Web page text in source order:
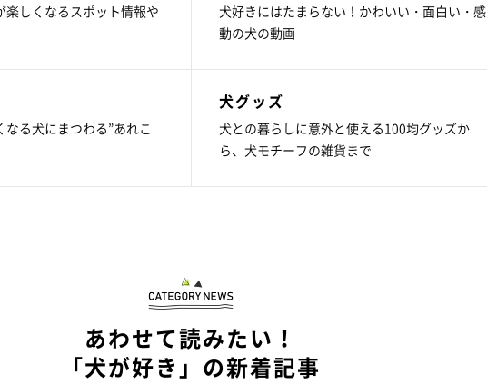
楽しくなるスポット情報や
犬好きにはたまらない！かわいい・面白い・感
動の犬の動画
る犬にまつわる”あれこ
犬グッズ
犬との暮らしに意外と使える100均グッズか
ら、犬モチーフの雑貨まで
あわせて読みたい！
「犬が好き」の新着記事